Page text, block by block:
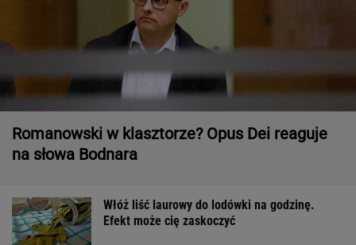
Romanowski w klasztorze? Opus Dei reaguje
na słowa Bodnara
Włóż liść laurowy do lodówki na godzinę.
Efekt może cię zaskoczyć